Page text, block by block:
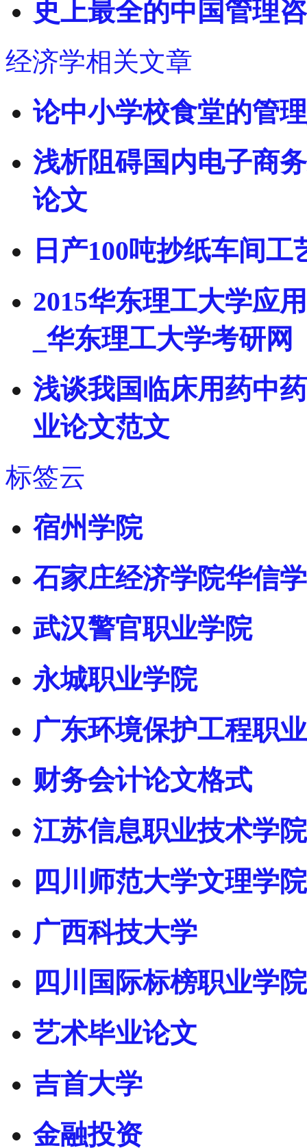
史上最全的中国管理
经济学相关文章
论中小学校食堂的管
浅析阻碍国内电子商
论文
日产100吨抄纸车间
2015华东理工大学应
_华东理工大学考研网
浅谈我国临床用药中
业论文范文
标签云
宿州学院
石家庄经济学院华信
武汉警官职业学院
永城职业学院
广东环境保护工程职
财务会计论文格式
江苏信息职业技术学院
四川师范大学文理学院
广西科技大学
四川国际标榜职业学院
艺术毕业论文
吉首大学
金融投资